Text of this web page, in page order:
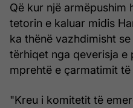
Që kur një armëpushim
tetorin e kaluar midis
ka thënë vazhdimisht
tërhiqet nga qeverisja e
mprehtë e çarmatimit
"Kreu i komitetit të